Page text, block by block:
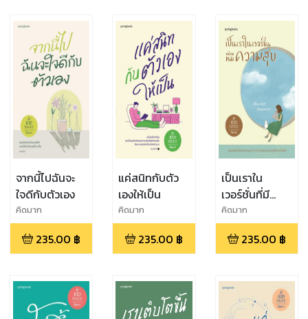
นนท์,TaxBugnom
s,อานนทวงศ์ มฤค
พิทักษ์,หมอ
จริง,Low
Profile,เธมส์
THINKต่าง,ทำเรื่อง
เล่นให้เป็นเรื่อง
ใหญ่ ,ทิง (วันนี้เจอ
นั่น)
จากนี้ไปฉันจะ
ใจดีกับตัวเอง
คิดมาก
235.00 ฿
แค่สนิทกับตัว
เองให้เป็น
คิดมาก
235.00 ฿
เป็นเราใน
เวอร์ชั่นที่มี
ความสุข
คิดมาก
235.00 ฿